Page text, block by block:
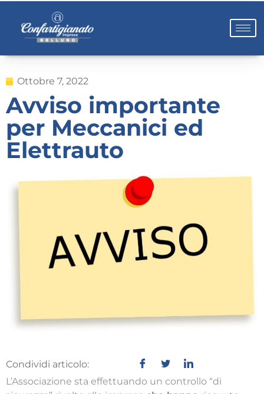
Ottobre 7, 2022
Avviso importante
per Meccanici ed
Elettrauto
Condividi articolo:
L’Associazione sta effettuando un controllo “di